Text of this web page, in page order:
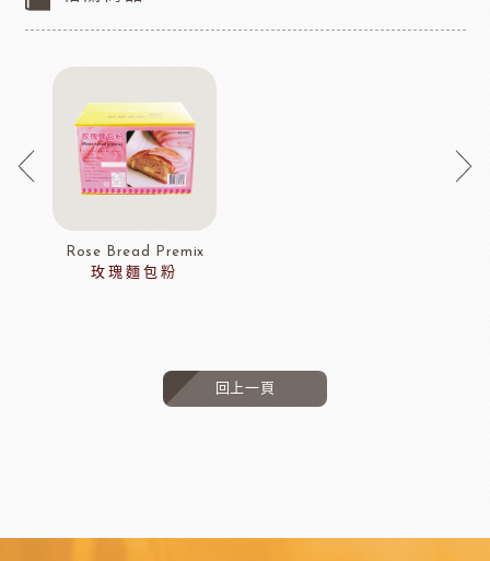
Rose Bread Premix
玫瑰麵包粉
回上一頁